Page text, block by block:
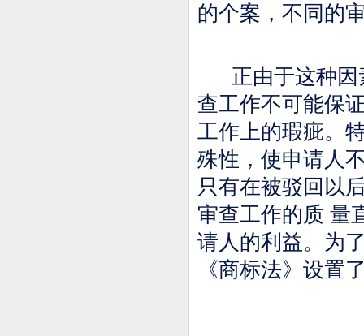
的个案，不同的
正由于这种
查工作不可能保
工作上的瑕疵。
殊性，使申请人
只有在被驳回以
审查工作的质 量
请人的利益。为
《商标法》设置